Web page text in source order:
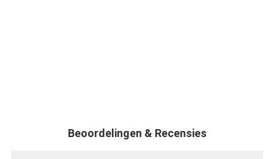
Beoordelingen & Recensies